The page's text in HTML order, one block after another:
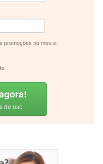
promoções no meu e-
de uso